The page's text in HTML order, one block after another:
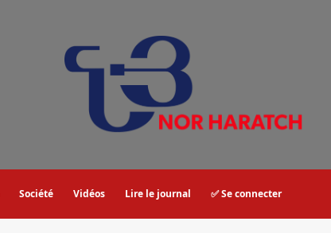
Société Vidéos Lire le journal ✅ Se connecter